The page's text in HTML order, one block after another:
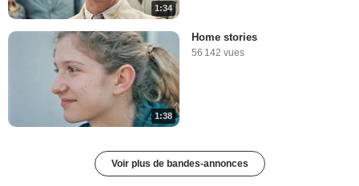
1:34
1:38
Home stories
56 142 vues
Voir plus de bandes-annonces